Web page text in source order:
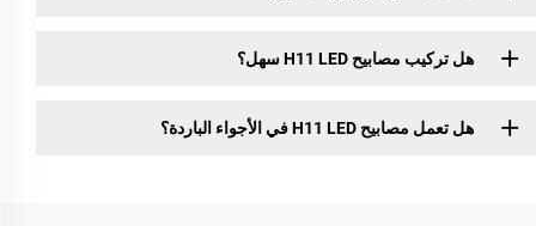
هل تركيب مصابيح H11 LED سهل؟
هل تعمل مصابيح H11 LED في الأجواء الباردة؟